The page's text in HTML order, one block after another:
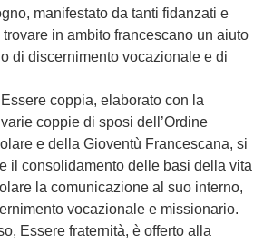
manifestato da tanti fidanzati e
in ambito francescano un aiuto
di discernimento vocazionale e di
Essere coppia, elaborato con la
coppie di sposi dell’Ordine
e della Gioventù Francescana, si
il consolidamento delle basi della vita
la comunicazione al suo interno,
vocazionale e missionario.
Essere fraternità, è offerto alla